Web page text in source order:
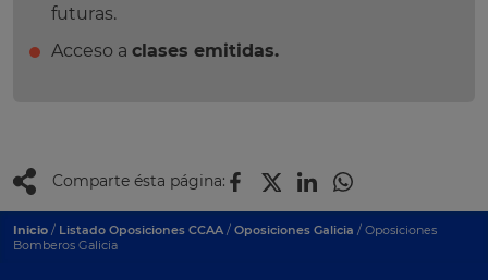
futuras.
Acceso a clases emitidas.
Comparte ésta página:
Inicio / Listado Oposiciones CCAA / Oposiciones Galicia / Oposiciones
Bomberos Galicia